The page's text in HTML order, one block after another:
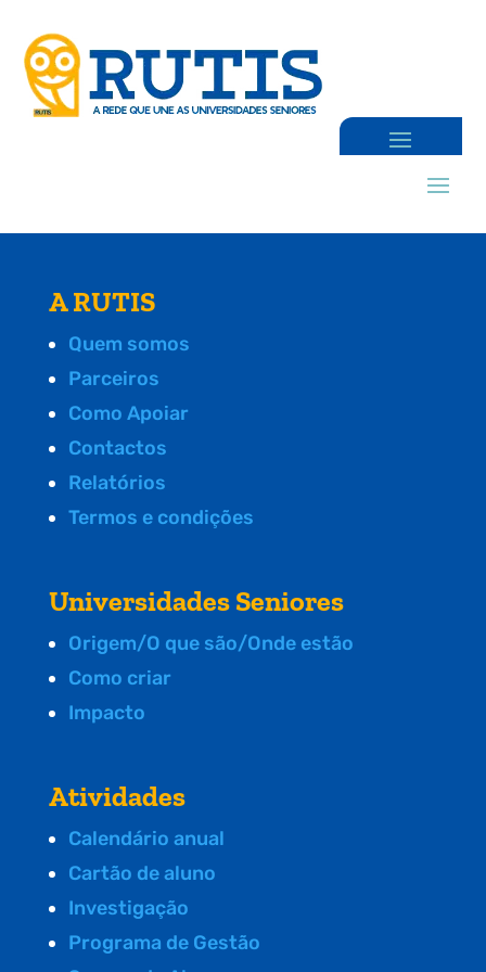
A RUTIS
Quem somos
Parceiros
Como Apoiar
Contactos
Relatórios
Termos e condições
Universidades Seniores
Origem/O que são/Onde estão
Como criar
Impacto
Atividades
Calendário anual
Cartão de aluno
Investigação
Programa de Gestão